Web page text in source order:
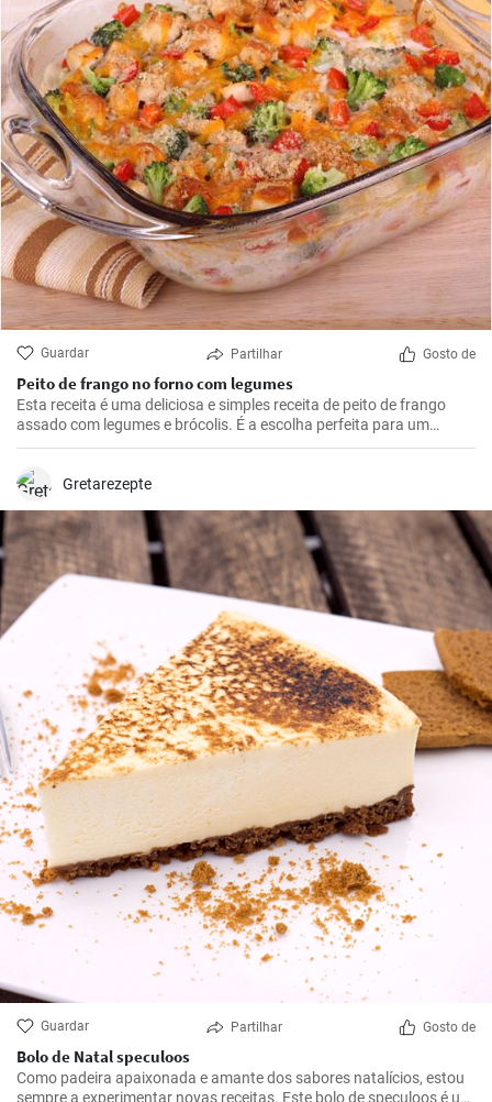
Guardar Partilhar Gosto de
Peito de frango no forno com legumes
Esta receita é uma deliciosa e simples receita de peito de frango
assado com legumes e brócolis. É a escolha perfeita para um
almoço ou jantar durante a semana.
Gretarezepte
Guardar Partilhar Gosto de
Bolo de Natal speculoos
Como padeira apaixonada e amante dos sabores natalícios, estou
sempre a experimentar novas receitas. Este bolo de speculoos é um